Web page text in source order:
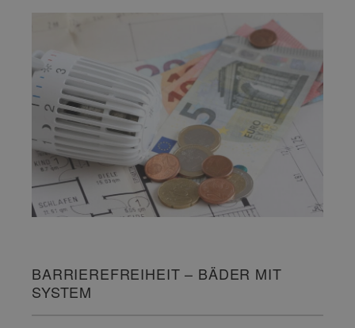
BARRIEREFREIHEIT – BÄDER MIT
SYSTEM